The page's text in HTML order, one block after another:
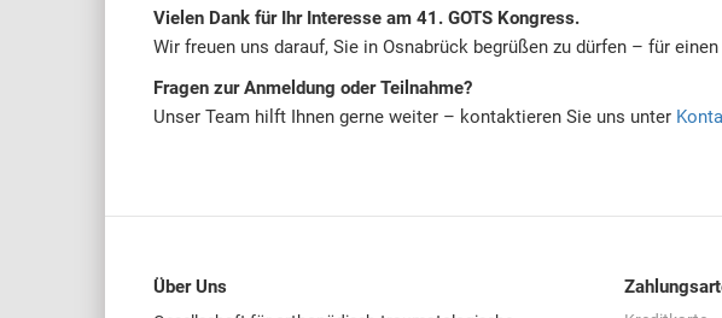
Vielen Dank für Ihr Interesse am 41. GOTS Kongress.
Wir freuen uns darauf, Sie in Osnabrück begrüßen zu dürfen – für
Fragen zur Anmeldung oder Teilnahme?
Unser Team hilft Ihnen gerne weiter – kontaktieren Sie uns unter
Über Uns